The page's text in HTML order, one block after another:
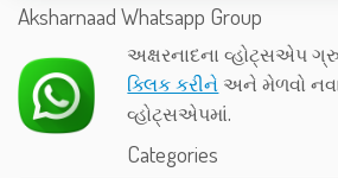
Aksharnaad Whatsapp Group
અક્ષરનાદના વ્હોટ્સએપ
ક્લિક કરીને અને મેળવો
વ્હોટ્સએપમાં.
Categories